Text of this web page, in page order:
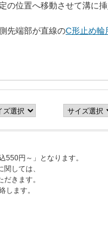
の位置へ移動させて溝に
先端部が直線のC形止め輪
550円～」となります。
しては、
きます。
します。